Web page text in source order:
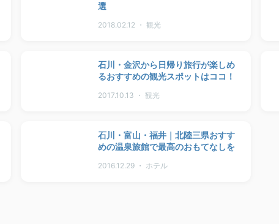
選
2018.02.12 ・ 観光
石川・金沢から日帰り旅行が楽しめ
るおすすめの観光スポットはココ！
2017.10.13 ・ 観光
石川・富山・福井｜北陸三県おすす
めの温泉旅館で最高のおもてなしを
2016.12.29 ・ ホテル